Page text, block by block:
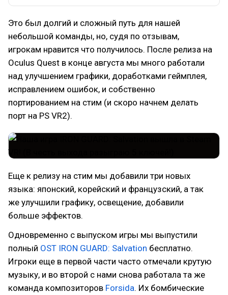
Это был долгий и сложный путь для нашей
небольшой команды, но, судя по отзывам,
игрокам нравится что получилось. После релиза на
Oculus Quest в конце августа мы много работали
над улучшением графики, доработками геймплея,
исправлением ошибок, и собственно
портированием на стим (и скоро начнем делать
порт на PS VR2).
Еще к релизу на стим мы добавили три новых
языка: японский, корейский и французский, а так
же улучшили графику, освещение, добавили
больше эффектов.
Одновременно с выпуском игры мы выпустили
полный OST IRON GUARD: Salvation бесплатно.
Игроки еще в первой части часто отмечали крутую
музыку, и во второй с нами снова работала та же
команда композиторов Forsida. Их бомбические